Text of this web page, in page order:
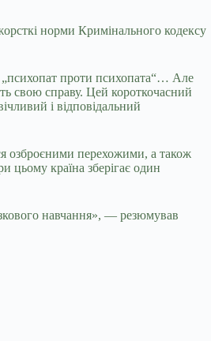
норми Кримінального кодексу
„психопат проти психопата“… Але
свою справу. Цей короткочасний
і відповідальний
озброєними перехожими, а також
цьому країна зберігає один
навчання», — резюмував